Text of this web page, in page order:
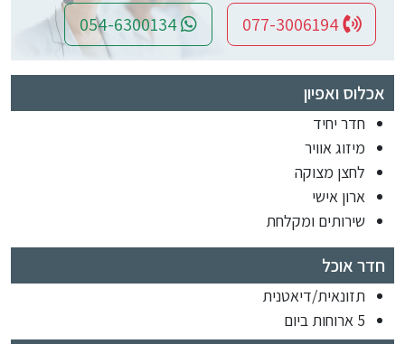
אכלוס ואפיון
חדר יחיד
מיזוג אוויר
לחצן מצוקה
ארון אישי
שירותים ומקלחת
חדר אוכל
תזונאית/דיאטנית
5 ארוחות ביום